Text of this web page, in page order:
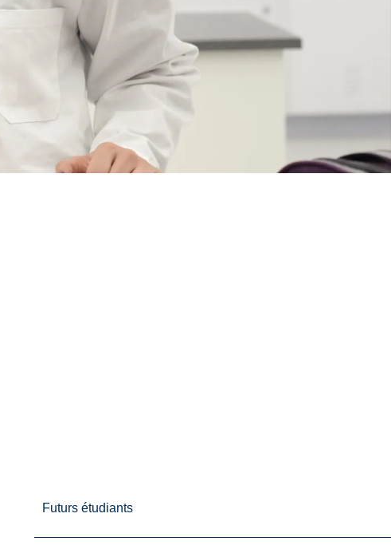
Futurs étudiants